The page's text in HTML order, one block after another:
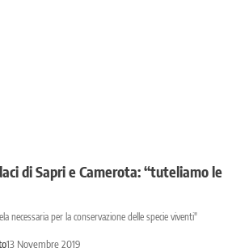
di Sapri e Camerota: “tuteliamo le
necessaria per la conservazione delle specie viventi"
13 Novembre 2019